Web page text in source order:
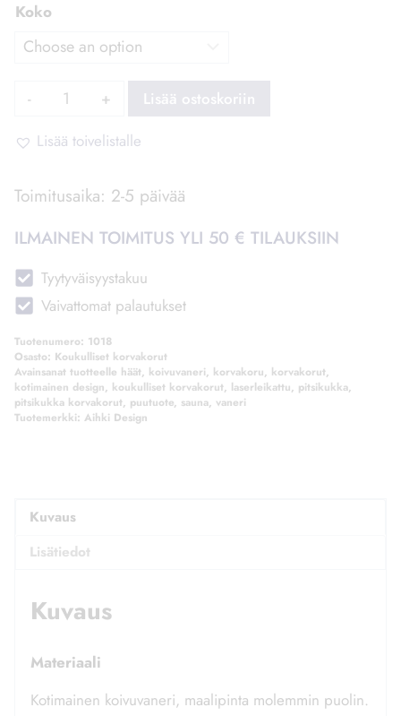
Koko
Pitsikukka
määrä
Lisää ostoskoriin
Lisää toivelistalle
Toimitusaika: 2-5 päivää
ILMAINEN TOIMITUS YLI 50 € TILAUKSIIN
Tyytyväisyystakuu
Vaivattomat palautukset
Tuotenumero: 1018
Osasto: Koukulliset korvakorut
Avainsanat tuotteelle häät, koivuvaneri, korvakoru, korvakorut,
kotimainen design, koukulliset korvakorut, laserleikattu, pitsikukka,
pitsikukka korvakorut, puutuote, sauna, vaneri
Tuotemerkki: Aihki Design
Kuvaus
Lisätiedot
Kuvaus
Materiaali
Kotimainen koivuvaneri, maalipinta molemmin puolin.